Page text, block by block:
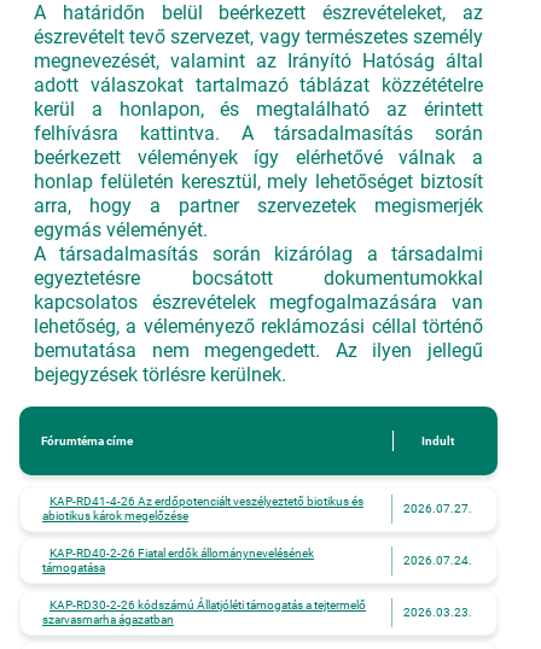
A határidőn belül beérkezett észrevételeket, az
észrevételt tevő szervezet, vagy természetes személy
megnevezését, valamint az Irányító Hatóság által
adott válaszokat tartalmazó táblázat közzétételre
kerül a honlapon, és megtalálható az érintett
felhívásra kattintva. A társadalmasítás során
beérkezett vélemények így elérhetővé válnak a
honlap felületén keresztül, mely lehetőséget biztosít
arra, hogy a partner szervezetek megismerjék
egymás véleményét.
A társadalmasítás során kizárólag a társadalmi
egyeztetésre bocsátott dokumentumokkal
kapcsolatos észrevételek megfogalmazására van
lehetőség, a véleményező reklámozási céllal történő
bemutatása nem megengedett. Az ilyen jellegű
bejegyzések törlésre kerülnek.
Fórumtéma címe Indult
KAP-RD41-4-26 Az erdőpotenciált veszélyeztető biotikus és
abiotikus károk megelőzése
2026.07.27.
KAP-RD40-2-26 Fiatal erdők állománynevelésének
támogatása
2026.07.24.
KAP-RD30-2-26 kódszámú Állatjóléti támogatás a tejtermelő
szarvasmarha ágazatban
2026.03.23.